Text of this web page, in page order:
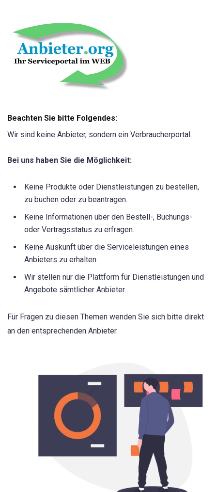
Beachten Sie bitte Folgendes:
Wir sind keine Anbieter, sondern ein Verbraucherportal.
Bei uns haben Sie die Möglichkeit:
Keine Produkte oder Dienstleistungen zu bestellen,
zu buchen oder zu beantragen.
Keine Informationen über den Bestell-, Buchungs-
oder Vertragsstatus zu erfragen.
Keine Auskunft über die Serviceleistungen eines
Anbieters zu erhalten.
Wir stellen nur die Plattform für Dienstleistungen und
Angebote sämtlicher Anbieter.
Für Fragen zu diesen Themen wenden Sie sich bitte direkt
an den entsprechenden Anbieter.